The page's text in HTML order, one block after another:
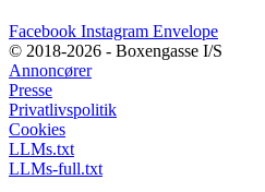
Facebook Instagram Envelope
© 2018-2026 - Boxengasse I/S
Annoncører
Presse
Privatlivspolitik
Cookies
LLMs.txt
LLMs-full.txt